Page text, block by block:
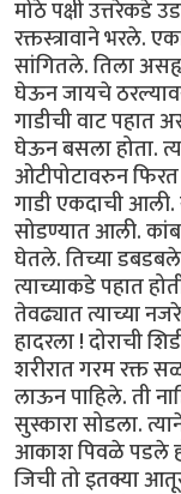
मोठे पक्षी उत्तरेकडे
रक्तस्त्रावाने भरले.
सांगितले. तिला
घेऊन जायचे ठरल्यावर
गाडीची वाट पहात
घेऊन बसला होता.
ओटीपोटावरुन
गाडी एकदाची आली.
सोडण्यात आली.
घेतले. तिच्या
त्याच्याकडे पहात
तेवढ्यात त्याच्या
हादरला ! दोराची
शरीरात गरम रक्त
लाऊन पाहिले. ती
सुस्कारा सोडला.
आकाश पिवळे पडले
जिची तो इतक्या